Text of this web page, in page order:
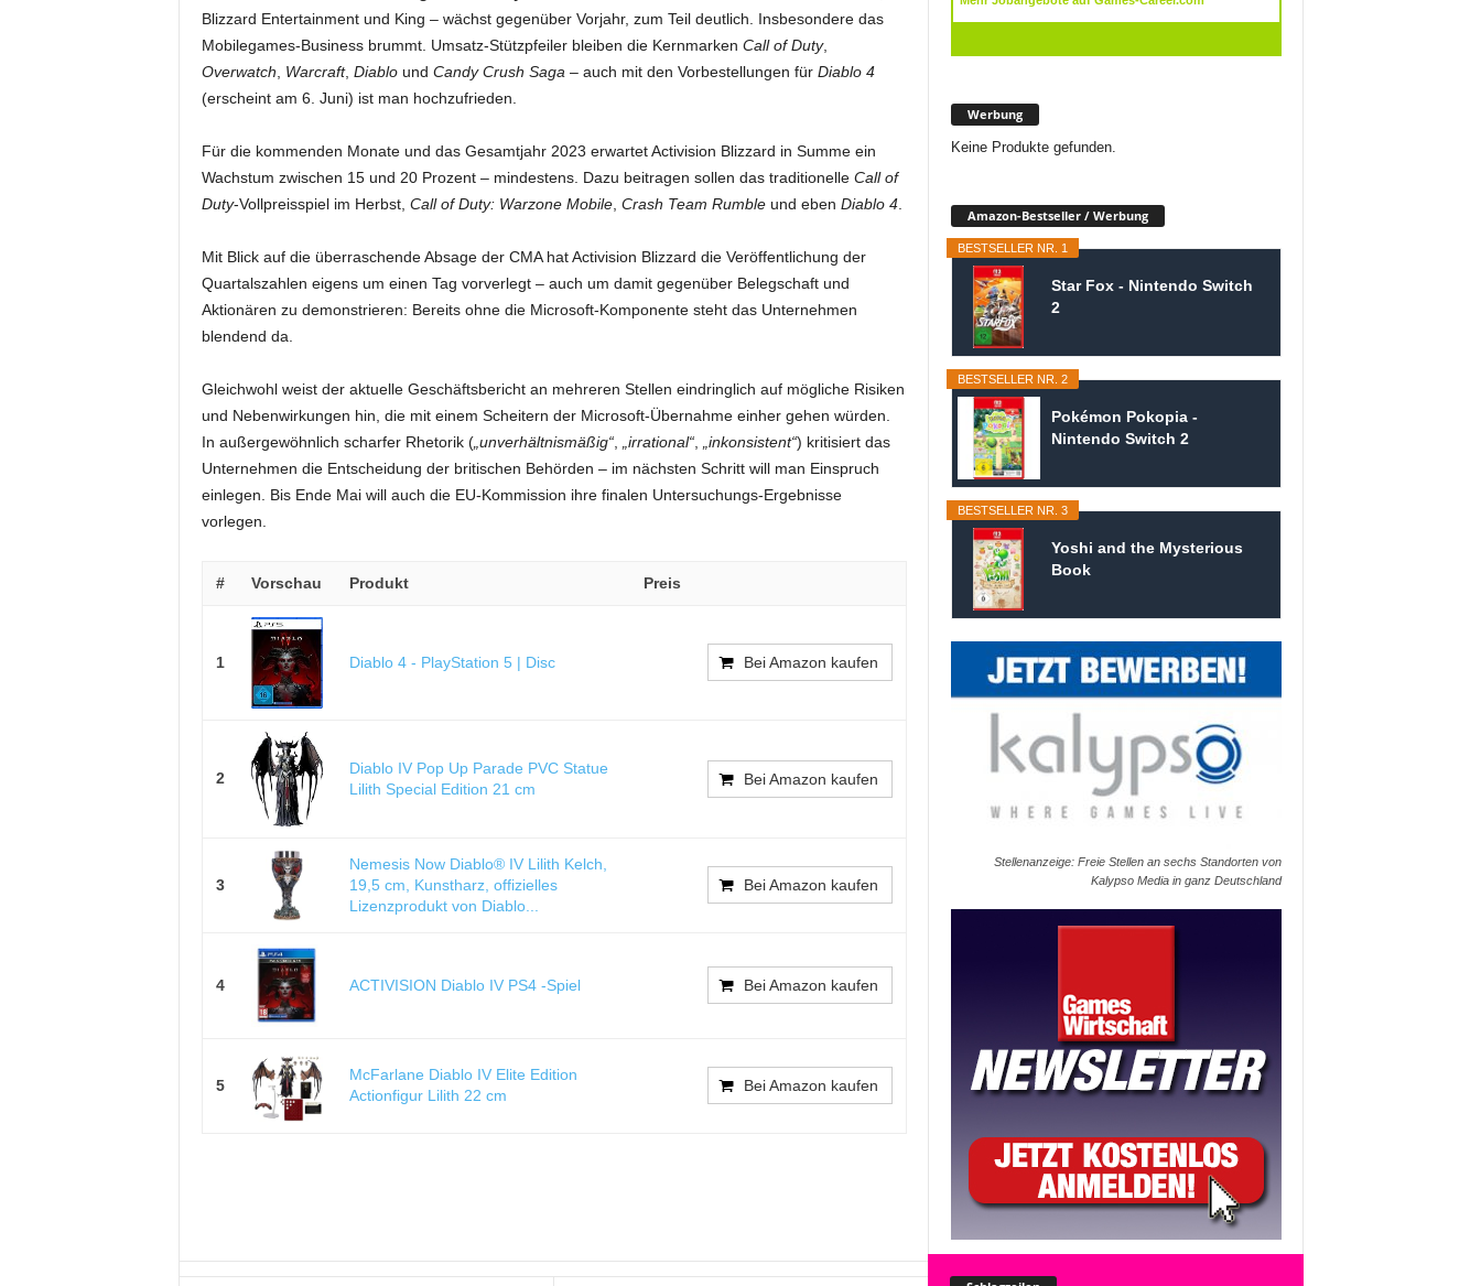
Blizzard Entertainment und King – wächst gegenüber Vorjahr, zum Teil deutlich. Insbesondere das
Mobilegames-Business brummt. Umsatz-Stützpfeiler bleiben die Kernmarken Call of Duty,
Overwatch
Warcraft, Diablound Candy Crush Saga – auch mit den Vorbestellungen für Diablo 4
(erscheint am 6. Juni) ist man hochzufrieden.
Für die kommenden Monate und das Gesamtjahr 2023 erwartet Activision Blizzard in Summe ein
Wachstum zwischen 15 und 20 Prozent – mindestens. Dazu beitragen sollen das traditionelle Call of
Duty-Vollpreisspiel im Herbst, Call of Duty: Warzone Mobile, Crash Team Rumbleund eben Diablo 4.
Mit Blick auf die überraschende Absage der CMA hat Activision Blizzard die Veröffentlichung der
Quartalszahlen eigens um einen Tag vorverlegt – auch um damit gegenüber Belegschaft und
Aktionären zu demonstrieren: Bereits ohne die Microsoft-Komponente steht das Unternehmen
blendend da.
Gleichwohl weist der aktuelle Geschäftsbericht an mehreren Stellen eindringlich auf mögliche Risiken
und Nebenwirkungen hin, die mit einem Scheitern der Microsoft-Übernahme einher gehen würden.
In außergewöhnlich scharfer Rhetorik („unverhältnismäßig“, „irrational“, „inkonsistent“) kritisiert das
Unternehmen die Entscheidung der britischen Behörden – im nächsten Schritt will man Einspruch
einlegen. Bis Ende Mai will auch die EU-Kommission ihre finalen Untersuchungs-Ergebnisse
vorlegen.
# Vorschau Produkt Preis
1 Diablo 4 - PlayStation 5 | Disc Bei Amazon kaufen
2
Diablo IV Pop Up Parade PVC Statue
Lilith Special Edition 21 cm
Bei Amazon kaufen
3
Nemesis Now Diablo® IV Lilith Kelch,
19,5 cm, Kunstharz, offizielles
Lizenzprodukt von Diablo...
Bei Amazon kaufen
4 ACTIVISION Diablo IV PS4 -Spiel Bei Amazon kaufen
5
McFarlane Diablo IV Elite Edition
Actionfigur Lilith 22 cm
Bei Amazon kaufen
Werbung
Keine Produkte gefunden.
Amazon-Bestseller / Werbung
BESTSELLER NR. 1
Star Fox - Nintendo Switch
2
BESTSELLER NR. 2
Pokémon Pokopia -
Nintendo Switch 2
BESTSELLER NR. 3
Yoshi and the Mysterious
Book
Stellenanzeige: Freie Stellen an sechs Standorten von
Kalypso Media in ganz Deutschland